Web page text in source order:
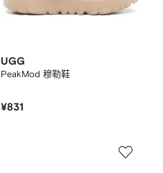
UGG
PeakMod 穆勒鞋
¥831